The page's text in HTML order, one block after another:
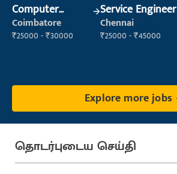
Computer
Operator
Coimbatore
₹25000 - ₹30000
Service Engineer
Chennai
₹25000 - ₹45000
Explore more jobs
தொடர்புடைய செய்தி